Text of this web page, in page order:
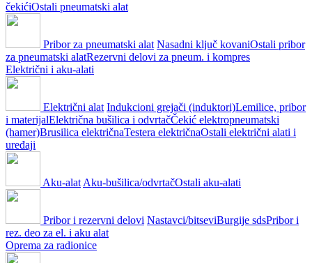
čekićiOstali pneumatski alat
Pribor za pneumatski alat Nasadni ključ kovaniOstali pribor
za pneumatski alatRezervni delovi za pneum. i kompres
Električni i aku-alati
Električni alat Indukcioni grejači (induktori)Lemilice, pribor
i materijalElektrična bušilica i odvrtačČekić elektropneumatski
(hamer)Brusilica električnaTestera električnaOstali električni alati i
uređaji
Aku-alat Aku-bušilica/odvrtačOstali aku-alati
Pribor i rezervni delovi Nastavci/bitseviBurgije sdsPribor i
rez. deo za el. i aku alat
Oprema za radionice